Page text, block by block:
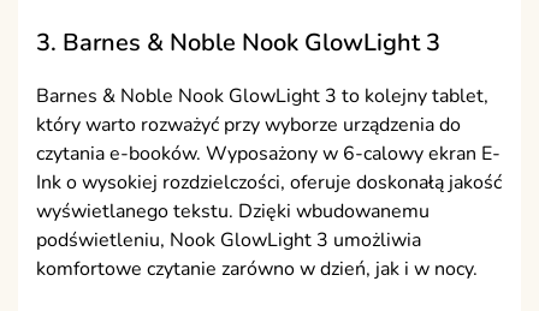
3. Barnes & Noble Nook GlowLight 3
Barnes & Noble Nook GlowLight 3 to kolejny tablet,
który warto rozważyć przy wyborze urządzenia do
czytania e-booków. Wyposażony w 6-calowy ekran E-
Ink o wysokiej rozdzielczości, oferuje doskonałą jakość
wyświetlanego tekstu. Dzięki wbudowanemu
podświetleniu, Nook GlowLight 3 umożliwia
komfortowe czytanie zarówno w dzień, jak i w nocy.